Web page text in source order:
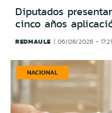
Diputados
cinco años
REDMAULE 06/08/2026 -
NACIONAL